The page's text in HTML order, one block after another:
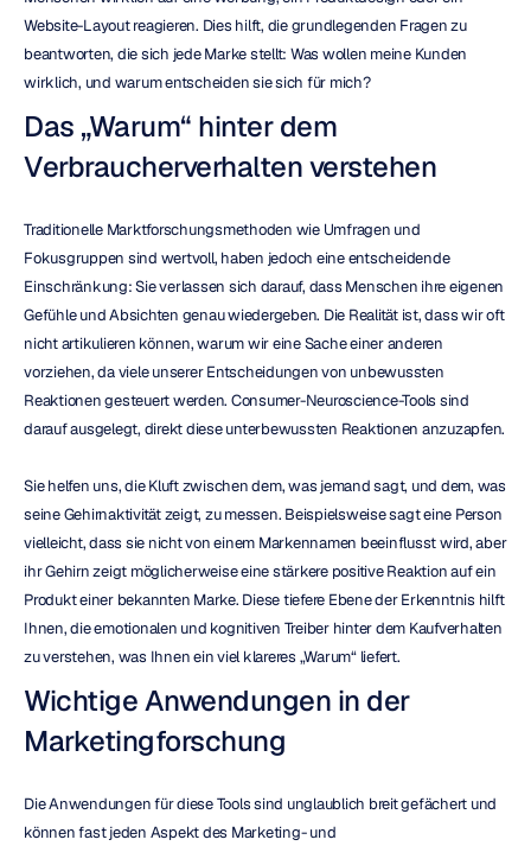
Website-Layout reagieren. Dies hilft, die grundlegenden Fragen zu
beantworten, die sich jede Marke stellt: Was wollen meine Kunden
wirklich, und warum entscheiden sie sich für mich?
Das „Warum“ hinter dem
Verbraucherverhalten verstehen
Traditionelle Marktforschungsmethoden wie Umfragen und
Fokusgruppen sind wertvoll, haben jedoch eine entscheidende
Einschränkung: Sie verlassen sich darauf, dass Menschen ihre eigenen
Gefühle und Absichten genau wiedergeben. Die Realität ist, dass wir oft
nicht artikulieren können, warum wir eine Sache einer anderen
vorziehen, da viele unserer Entscheidungen von unbewussten
Reaktionen gesteuert werden. Consumer-Neuroscience-Tools sind
darauf ausgelegt, direkt diese unterbewussten Reaktionen anzuzapfen.
Sie helfen uns, die Kluft zwischen dem, was jemand sagt, und dem, was
seine Gehirnaktivität zeigt, zu messen. Beispielsweise sagt eine Person
vielleicht, dass sie nicht von einem Markennamen beeinflusst wird, aber
ihr Gehirn zeigt möglicherweise eine stärkere positive Reaktion auf ein
Produkt einer bekannten Marke. Diese tiefere Ebene der Erkenntnis hilft
Ihnen, die emotionalen und kognitiven Treiber hinter dem Kaufverhalten
zu verstehen, was Ihnen ein viel klareres „Warum“ liefert.
Wichtige Anwendungen in der
Marketingforschung
Die Anwendungen für diese Tools sind unglaublich breit gefächert und
können fast jeden Aspekt des Marketing- und